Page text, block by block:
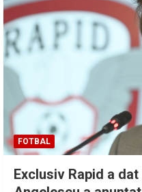
FOTBAL
Exclusiv Rapid a